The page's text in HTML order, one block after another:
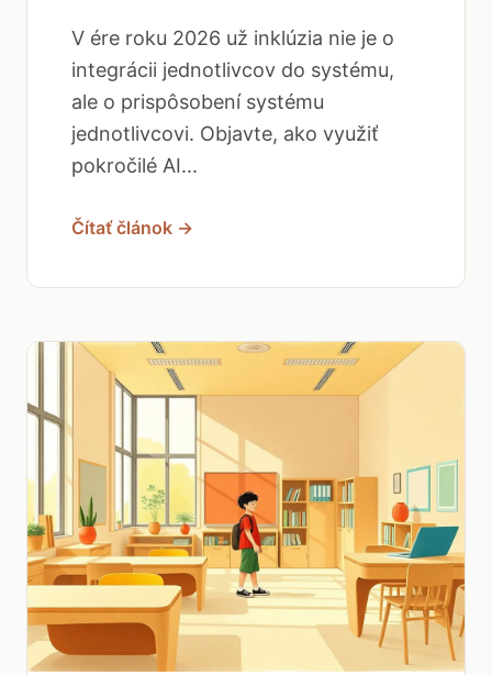
V ére roku 2026 už inklúzia nie je o
integrácii jednotlivcov do systému,
ale o prispôsobení systému
jednotlivcovi. Objavte, ako využiť
pokročilé AI...
Čítať článok →